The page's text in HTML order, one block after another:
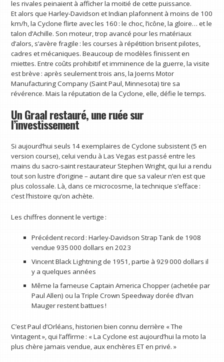
les rivales peinaient à afficher la moitié de cette puissance.
Et alors que Harley-Davidson et Indian plafonnent à moins de 100
km/h, la Cyclone flirte avec les 160 : le choc, l’icône, la gloire… et le
talon d’Achille. Son moteur, trop avancé pour les matériaux
d’alors, s’avère fragile : les courses à répétition brisent pilotes,
cadres et mécaniques. Beaucoup de modèles finissent en
miettes. Entre coûts prohibitif et imminence de la guerre, la visite
est brève : après seulement trois ans, la Joerns Motor
Manufacturing Company (Saint Paul, Minnesota) tire sa
révérence. Mais la réputation de la Cyclone, elle, défie le temps.
Un Graal restauré, une ruée sur
l’investissement
Si aujourd’hui seuls 14 exemplaires de Cyclone subsistent (5 en
version course), celui vendu à Las Vegas est passé entre les
mains du sacro-saint restaurateur Stephen Wright, qui lui a rendu
tout son lustre d’origine – autant dire que sa valeur n’en est que
plus colossale. Là, dans ce microcosme, la technique s’efface :
c’est l’histoire qu’on achète.
Les chiffres donnent le vertige :
Précédent record : Harley-Davidson Strap Tank de 1908
vendue 935 000 dollars en 2023
Vincent Black Lightning de 1951, partie à 929 000 dollars il
y a quelques années
Même la fameuse Captain America Chopper (achetée par
Paul Allen) ou la Triple Crown Speedway dorée d’Ivan
Mauger restent battues !
C’est Paul d’Orléans, historien bien connu derrière « The
Vintagent », qui l’affirme : « La Cyclone est aujourd’hui la moto la
plus chère jamais vendue, aux enchères ET en privé. »